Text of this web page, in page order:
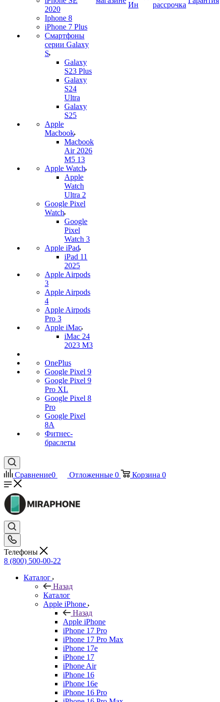
2020
Iphone 8
iPhone 7 Plus
Смартфоны
серии Galaxy
S
Galaxy
S23 Plus
Galaxy
S24
Ultra
Galaxy
S25
Apple
Macbook
Macbook
Air 2026
M5 13
Apple Watch
Apple
Watch
Ultra 2
Google Pixel
Watch
Google
Pixel
Watch 3
Apple iPad
iPad 11
2025
Apple Airpods
3
Apple Airpods
4
Apple Airpods
Pro 3
Apple iMac
iMac 24
2023 M3
OnePlus
Google Pixel 9
Google Pixel 9
Pro XL
Google Pixel 8
Pro
Google Pixel
8A
Фитнес-
браслеты
Ин
рассрочка
Сравнение0 Отложенные 0 Корзина 0
Телефоны
8 (800) 500-00-22
Каталог
Назад
Каталог
Apple iPhone
Назад
Apple iPhone
iPhone 17 Pro
iPhone 17 Pro Max
iPhone 17e
iPhone 17
iPhone Air
iPhone 16
iPhone 16e
iPhone 16 Pro